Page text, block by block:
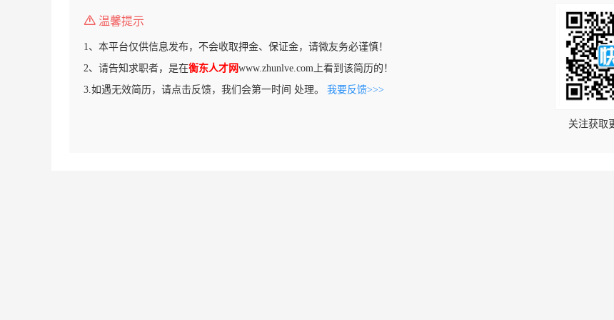
温馨提示
1、本平台仅供信息发布，不会收取押金、保证金，请微友务必谨慎！
2、请告知求职者，是在衡东人才网www.zhunlve.com上看到该简历的！
3.如遇无效简历，请点击反馈，我们会第一时间 处理。 我要反馈>>>
关注获取